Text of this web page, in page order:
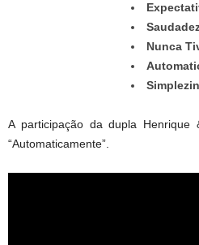
Nunca
A participação da dupla Henrique
“Automaticamente”.